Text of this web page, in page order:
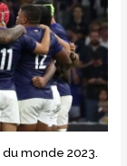
monde 2023.